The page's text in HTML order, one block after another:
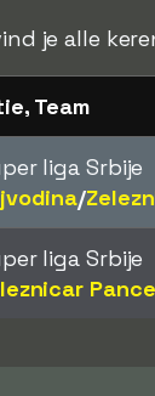
je alle
Team
liga Srbije
/​
liga Srbije